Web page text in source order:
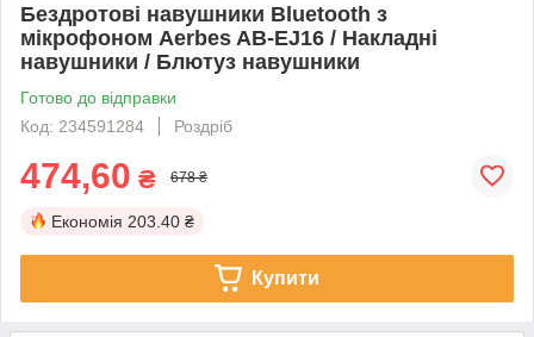
Бездротові навушники Bluetooth з
мікрофоном Aerbes AB-EJ16 / Накладні
навушники / Блютуз навушники
Готово до відправки
Код: 234591284
Роздріб
474,60 ₴ 678 ₴
Економія 203.40 ₴
Купити